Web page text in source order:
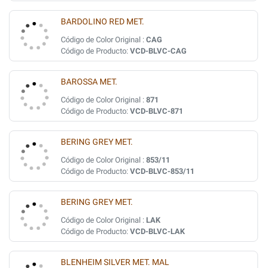
BARDOLINO RED MET.
Código de Color Original : CAG
Código de Producto: VCD-BLVC-CAG
BAROSSA MET.
Código de Color Original : 871
Código de Producto: VCD-BLVC-871
BERING GREY MET.
Código de Color Original : 853/11
Código de Producto: VCD-BLVC-853/11
BERING GREY MET.
Código de Color Original : LAK
Código de Producto: VCD-BLVC-LAK
BLENHEIM SILVER MET. MAL